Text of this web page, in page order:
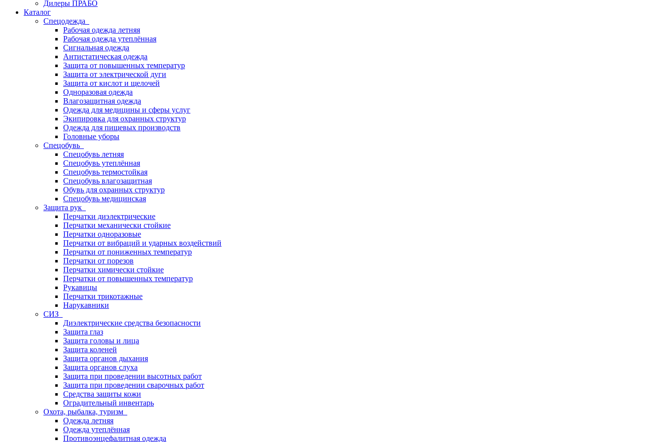
Дилеры ПРАБО
Каталог
Спецодежда
Рабочая одежда летняя
Рабочая одежда утеплённая
Сигнальная одежда
Антистатическая одежда
Защита от повышенных температур
Защита от электрической дуги
Защита от кислот и щелочей
Одноразовая одежда
Влагозащитная одежда
Одежда для медицины и сферы услуг
Экипировка для охранных структур
Одежда для пищевых производств
Головные уборы
Спецобувь
Спецобувь летняя
Спецобувь утеплённая
Спецобувь термостойкая
Спецобувь влагозащитная
Обувь для охранных структур
Спецобувь медицинская
Защита рук
Перчатки диэлектрические
Перчатки механически стойкие
Перчатки одноразовые
Перчатки от вибраций и ударных воздействий
Перчатки от пониженных температур
Перчатки от порезов
Перчатки химически стойкие
Перчатки от повышенных температур
Рукавицы
Перчатки трикотажные
Нарукавники
СИЗ
Диэлектрические средства безопасности
Защита глаз
Защита головы и лица
Защита коленей
Защита органов дыхания
Защита органов слуха
Защита при проведении высотных работ
Защита при проведении сварочных работ
Средства защиты кожи
Оградительный инвентарь
Охота, рыбалка, туризм
Одежда летняя
Одежда утеплённая
Противоэнцефалитная одежда